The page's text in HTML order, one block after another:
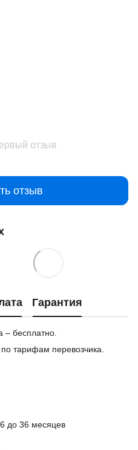
отзыв
отзыв
Гарантия
– бесплатно.
тарифам перевозчика.
до 36 месяцев